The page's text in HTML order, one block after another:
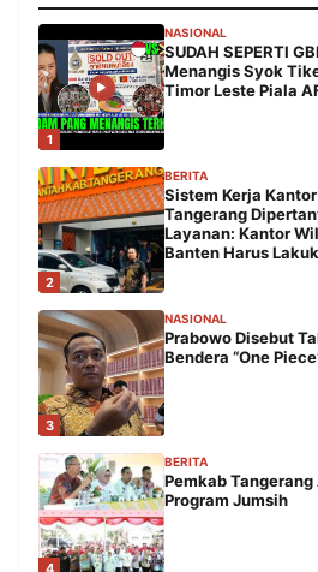
1
NASIONAL
SUDAH SEPERTI
Menangis Syok
Timor Leste Piala
2
BERITA
Sistem Kerja
Tangerang
Layanan: Kantor
Banten Harus
3
NASIONAL
Prabowo Disebut
Bendera “One
4
BERITA
Pemkab
Program Jumsih